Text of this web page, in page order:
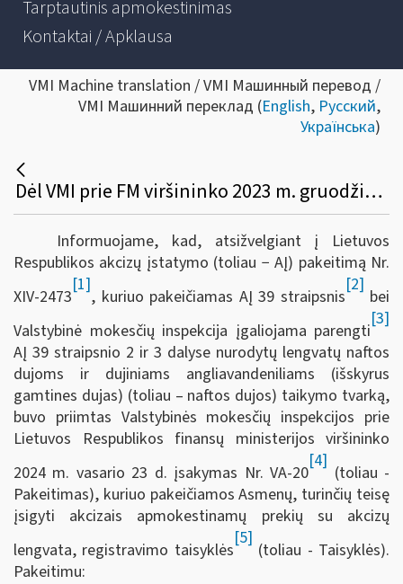
Tarptautinis apmokestinimas
Kontaktai / Apklausa
VMI Machine translation / VMI Машинный перевод /
VMI Машинний переклад (English, Русский,
Українська)
Dėl VMI prie FM viršininko 2023 m. gruodžio 27 d. įsakymo Nr. VA-99 pakeitimo
Informuojame, kad, atsižvelgiant į Lietuvos
Respublikos akcizų įstatymo (toliau − AĮ) pakeitimą Nr.
XIV-2473
[1]
, kuriuo pakeičiamas AĮ 39 straipsnis
[2]
bei
Valstybinė mokesčių inspekcija įgaliojama parengti
[3]
AĮ 39 straipsnio 2 ir 3 dalyse nurodytų lengvatų naftos
dujoms ir dujiniams angliavandeniliams (išskyrus
gamtines dujas) (toliau – naftos dujos) taikymo tvarką,
buvo priimtas Valstybinės mokesčių inspekcijos prie
Lietuvos Respublikos finansų ministerijos viršininko
2024 m. vasario 23 d. įsakymas Nr. VA-20
[4]
(toliau -
Pakeitimas), kuriuo pakeičiamos Asmenų, turinčių teisę
įsigyti akcizais apmokestinamų prekių su akcizų
lengvata, registravimo taisyklės
[5]
(toliau - Taisyklės).
Pakeitimu: